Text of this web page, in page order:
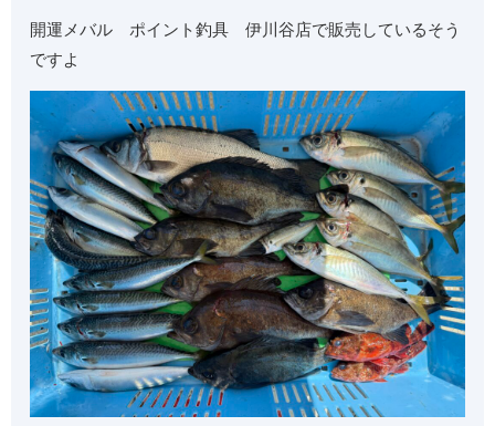
開運メバル ポイント釣具 伊川谷店で販売しているそう
ですよ